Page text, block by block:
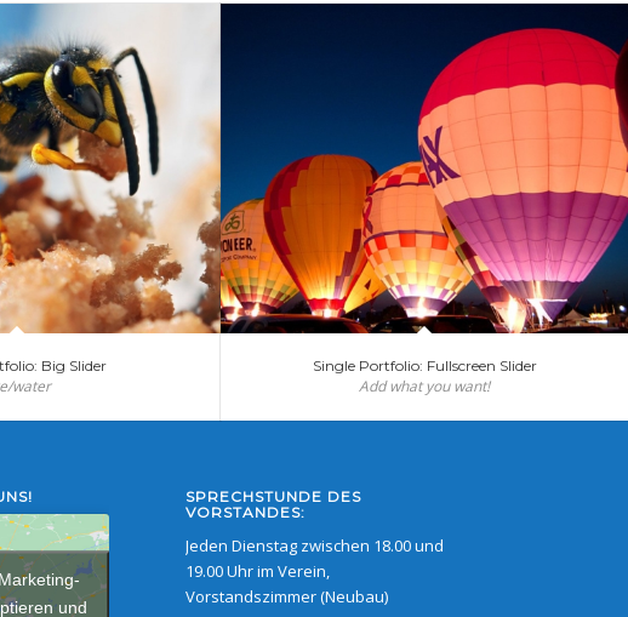
Big Slider
water
Single Portfolio: Fullscreen Slider
Add what you want!
und
SPRECHSTUNDE DES
VORSTANDES:
Jeden Dienstag zwischen 18.00 und
19.00 Uhr im Verein,
Vorstandszimmer (Neubau)